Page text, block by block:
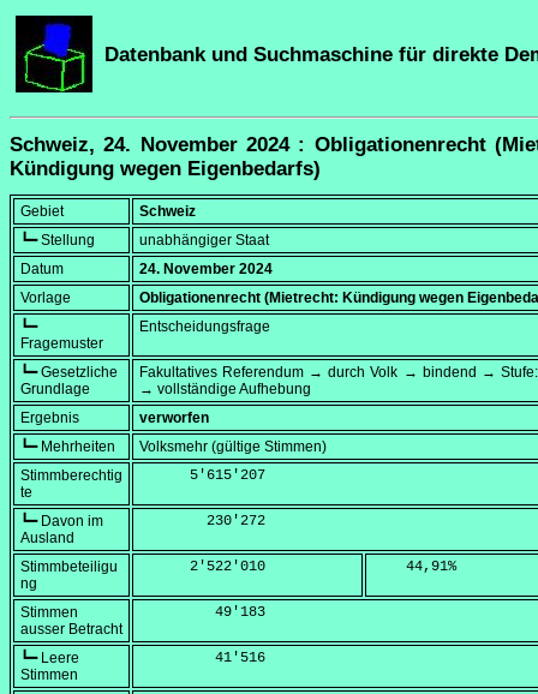
Datenbank und Suchmaschine für direkte
Schweiz, 24. November 2024 : Obligationenrecht
Kündigung wegen Eigenbedarfs)
Gebiet
Schweiz
┗━ Stellung
unabhängiger Staat
Datum
24. November 2024
Vorlage
Obligationenrecht (Mietrecht: Kündigung wegen
┗━
Fragemuster
Entscheidungsfrage
┗━ Gesetzliche
Grundlage
Fakultatives Referendum → durch Volk → bindend →
→ vollständige Aufhebung
Ergebnis
verworfen
┗━ Mehrheiten
Volksmehr (gültige Stimmen)
Stimmberechtig
te
      5'615'207
┗━ Davon im
Ausland
        230'272
Stimmbeteiligu
ng
      2'522'010
    44,91
%
Stimmen
ausser Betracht
         49'183
┗━ Leere
Stimmen
         41'516